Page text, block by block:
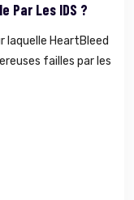
Par Les IDS ?
laquelle HeartBleed
failles par les